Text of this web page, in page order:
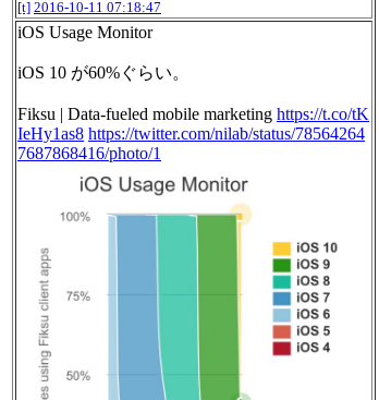
[t] 2016-10-11 07:18:47
iOS Usage Monitor
iOS 10 が60%ぐらい。
Fiksu | Data-fueled mobile marketing https://t.co/tK
IeHy1as8 https://twitter.com/nilab/status/78564264
7687868416/photo/1